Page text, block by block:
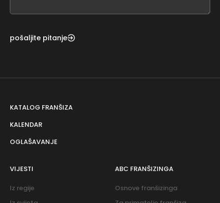
pošaljite pitanje
KATALOG FRANŠIZA
KALENDAR
OGLAŠAVANJE
VIJESTI
Iz regije
ABC FRANŠIZINGA
Osnove franšizinga